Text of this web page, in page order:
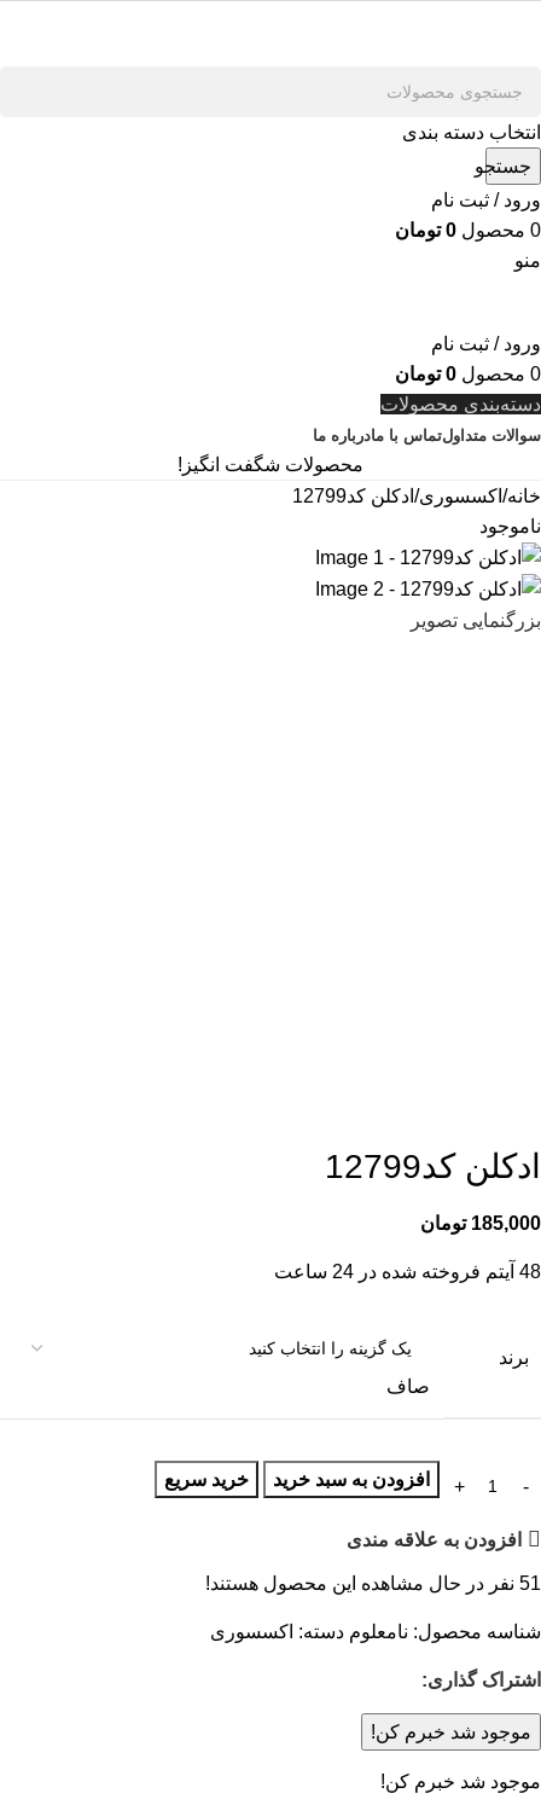
انتخاب دسته بندی
جستجو
ورود / ثبت نام
0 محصول 0 تومان
منو
ورود / ثبت نام
0 محصول 0 تومان
دسته‌بندی محصولات
سوالات متداولتماس با مادرباره ما
محصولات شگفت انگیز!
خانه اکسسوری ادکلن کد12799
ناموجود
بزرگنمایی تصویر
ادکلن کد12799
185,000 تومان
48 آیتم فروخته شده در 24 ساعت
برند
صاف
افزودن به سبد خرید خرید سریع
افزودن به علاقه مندی
51 نفر در حال مشاهده این محصول هستند!
شناسه محصول: نامعلوم دسته: اکسسوری
اشتراک گذاری:
موجود شد خبرم کن!
موجود شد خبرم کن!